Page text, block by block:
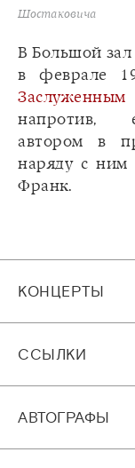
Шостаковича
В Большой
в феврале
напротив,
автором в
наряду с ним
Франк.
КОНЦЕРТЫ
CСЫЛКИ
АВТОГРАФЫ